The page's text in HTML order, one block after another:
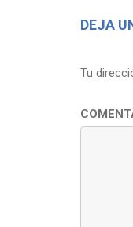
DEJA
Tu